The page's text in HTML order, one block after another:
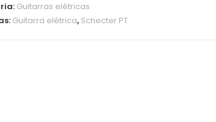
Guitarras elétricas
Guitarra elétrica, Schecter PT